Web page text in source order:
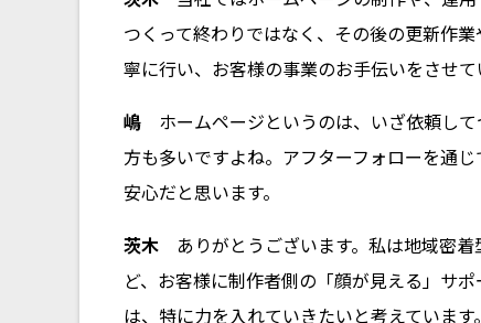
つくって終わりではなく、その後の更新作
寧に行い、お客様の事業のお手伝いをさせて
嶋 ホームページというのは、いざ依頼し
方も多いですよね。アフターフォローを通
安心だと思います。
茨木 ありがとうございます。私は地域密
ど、お客様に制作者側の「顔が見える」サ
は、特に力を入れていきたいと考えていま